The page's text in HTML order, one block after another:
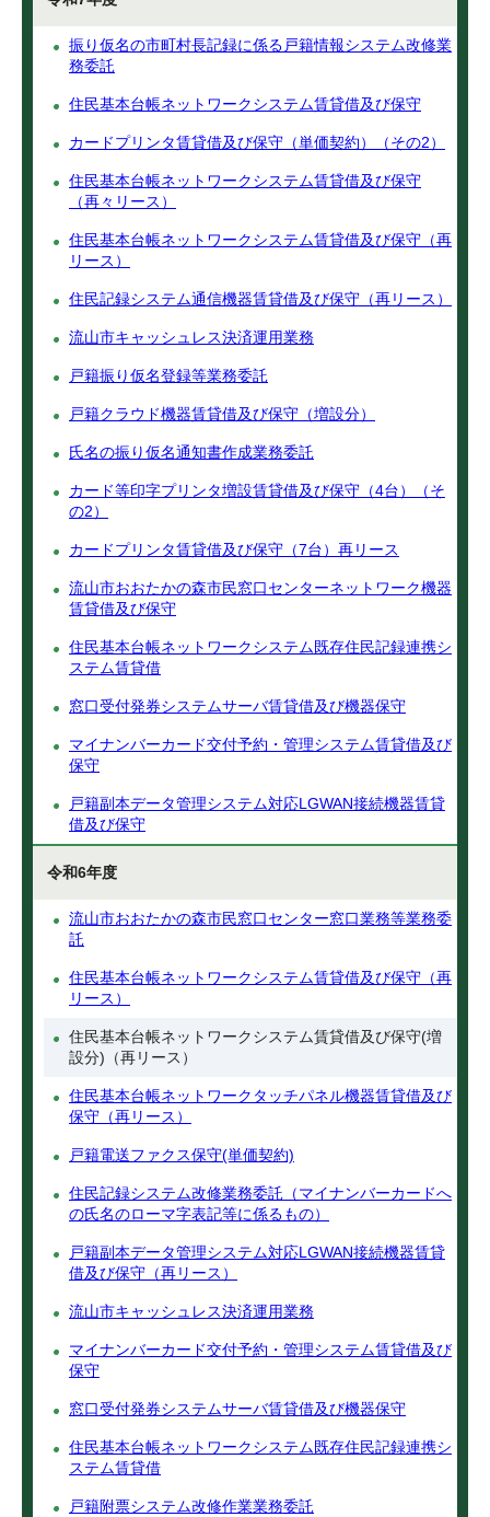
振り仮名の市町村長記録に係る戸籍情報システム改修業
務委託
住民基本台帳ネットワークシステム賃貸借及び保守
カードプリンタ賃貸借及び保守（単価契約）（その2）
住民基本台帳ネットワークシステム賃貸借及び保守
（再々リース）
住民基本台帳ネットワークシステム賃貸借及び保守（再
リース）
住民記録システム通信機器賃貸借及び保守（再リース）
流山市キャッシュレス決済運用業務
戸籍振り仮名登録等業務委託
戸籍クラウド機器賃貸借及び保守（増設分）
氏名の振り仮名通知書作成業務委託
カード等印字プリンタ増設賃貸借及び保守（4台）（そ
の2）
カードプリンタ賃貸借及び保守（7台）再リース
流山市おおたかの森市民窓口センターネットワーク機器
賃貸借及び保守
住民基本台帳ネットワークシステム既存住民記録連携シ
ステム賃貸借
窓口受付発券システムサーバ賃貸借及び機器保守
マイナンバーカード交付予約・管理システム賃貸借及び
保守
戸籍副本データ管理システム対応LGWAN接続機器賃貸
借及び保守
令和6年度
流山市おおたかの森市民窓口センター窓口業務等業務委
託
住民基本台帳ネットワークシステム賃貸借及び保守（再
リース）
住民基本台帳ネットワークシステム賃貸借及び保守(増
設分)（再リース）
住民基本台帳ネットワークタッチパネル機器賃貸借及び
保守（再リース）
戸籍電送ファクス保守(単価契約)
住民記録システム改修業務委託（マイナンバーカードへ
の氏名のローマ字表記等に係るもの）
戸籍副本データ管理システム対応LGWAN接続機器賃貸
借及び保守（再リース）
流山市キャッシュレス決済運用業務
マイナンバーカード交付予約・管理システム賃貸借及び
保守
窓口受付発券システムサーバ賃貸借及び機器保守
住民基本台帳ネットワークシステム既存住民記録連携シ
ステム賃貸借
戸籍附票システム改修作業業務委託